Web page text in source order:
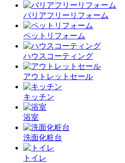
バリアフリーリフォーム
ペットリフォーム
ハウスコーティング
アウトレットセール
キッチン
浴室
洗面化粧台
トイレ